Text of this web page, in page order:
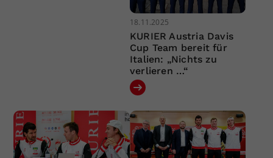
18.11.2025
KURIER Austria Davis
Cup Team bereit für
Italien: „Nichts zu
verlieren …“